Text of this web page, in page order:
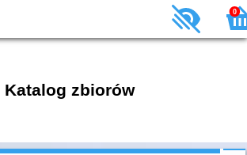
0
Katalog zbiorów